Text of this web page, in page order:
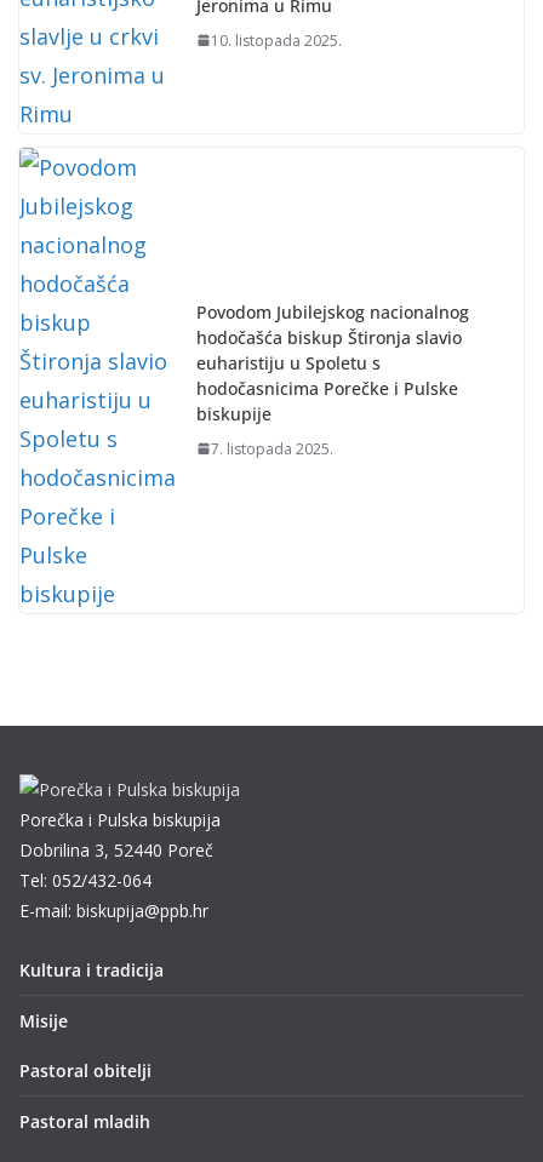
Jeronima u Rimu
10. listopada 2025.
Povodom Jubilejskog nacionalnog
hodočašća biskup Štironja slavio
euharistiju u Spoletu s
hodočasnicima Porečke i Pulske
biskupije
7. listopada 2025.
Porečka i Pulska biskupija
Dobrilina 3, 52440 Poreč
Tel: 052/432-064
E-mail: biskupija@ppb.hr
Kultura i tradicija
Misije
Pastoral obitelji
Pastoral mladih